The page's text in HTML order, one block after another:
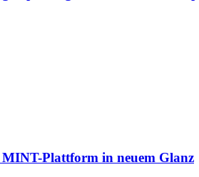
Plattform in neuem Glanz